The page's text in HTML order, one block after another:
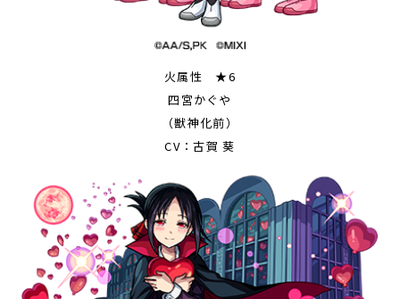
火属性 ★6
四宮かぐや
（獣神化前）
CV：古賀 葵